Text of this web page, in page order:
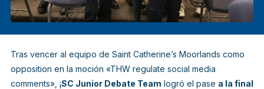
Tras vencer al equipo de Saint Catherine’s Moorlands como
opposition en la moción «THW regulate social media
comments», ¡SC Junior Debate Team logró el pase a la final